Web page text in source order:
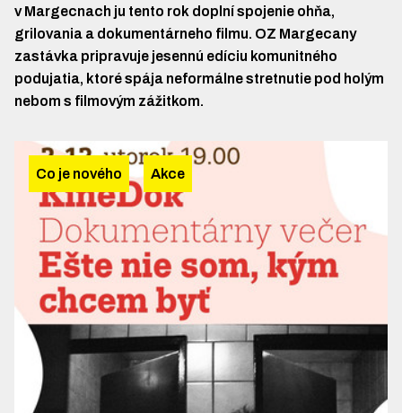
v Margecnach ju tento rok doplní spojenie ohňa,
grilovania a dokumentárneho filmu. OZ Margecany
zastávka pripravuje jesennú edíciu komunitného
podujatia, ktoré spája neformálne stretnutie pod holým
nebom s filmovým zážitkom.
Co je nového Akce